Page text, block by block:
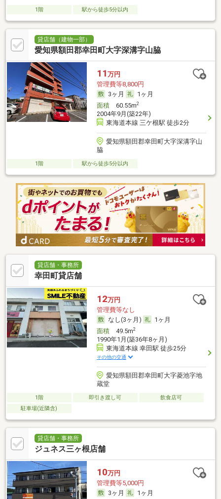
1階 駅から徒歩5分以内
貸店舗（建物一部）
愛知県額田郡幸田町大字深溝字山脇
11 万円
管理費等8,800円
3ヶ月
1ヶ月
面積60.55m2
2004年9月(築22年)
東海道本線 三ケ根駅 徒歩2分
愛知県額田郡幸田町大字深溝字山
脇
1階 駅から徒歩5分以内
貸店舗・事務所
幸田町貸店舗
12万円
管理費等なし
なし(3ヶ月)
1ヶ月
面積49.5m2
1990年1月(築36年8ヶ月)
東海道本線 幸田駅 徒歩25分
その他の交通
愛知県額田郡幸田町大字菱池字地
蔵堂
1階 即引き渡し可
飲食店可
駐車場(近隣含)
貸店舗・事務所
ジュネス三ヶ根店舗
10万円
管理費等5,000円
3ヶ月
1ヶ月